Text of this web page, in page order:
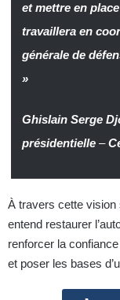
et mettre en
travaillera en
générale de
»
Ghislain Serge
présidentielle–
À travers cette vision
entend restaurer
renforcer la
et poser les bases